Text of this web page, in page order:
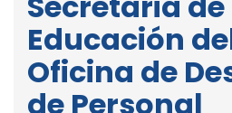
Educación
Oficina de
de Personal